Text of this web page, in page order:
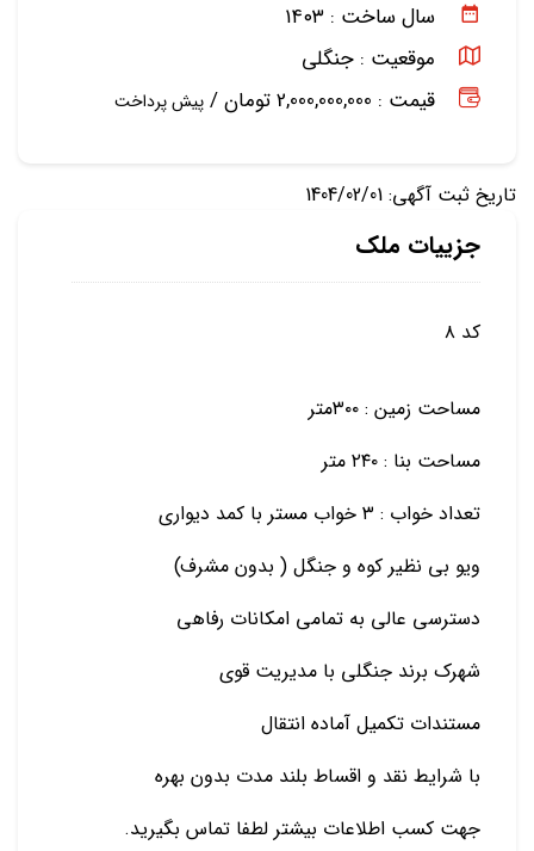
سال ساخت : ۱۴۰۳
موقعیت : جنگلی
قیمت : 2,000,000,000 تومان /
پیش پرداخت
تاریخ ثبت آگهی: 1404/02/01
جزییات ملک
کد ۸
مساحت زمین : ۳۰۰متر
مساحت بنا : ۲۴۰ متر
تعداد خواب : ۳ خواب مستر با کمد دیواری
ویو بی نظیر کوه و جنگل ( بدون مشرف)
دسترسی عالی به تمامی امکانات رفاهی
شهرک برند جنگلی با مدیریت قوی
مستندات تکمیل آماده انتقال
با شرایط نقد و اقساط بلند مدت بدون بهره
جهت کسب اطلاعات بیشتر لطفا تماس بگیرید.